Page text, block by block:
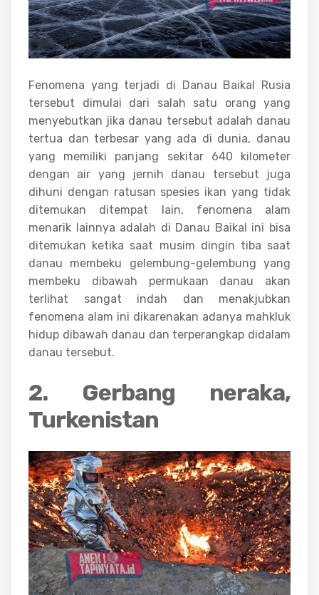
Fenomena yang terjadi di Danau Baikal Rusia
tersebut dimulai dari salah satu orang yang
menyebutkan jika danau tersebut adalah danau
tertua dan terbesar yang ada di dunia, danau
yang memiliki panjang sekitar 640 kilometer
dengan air yang jernih danau tersebut juga
dihuni dengan ratusan spesies ikan yang tidak
ditemukan ditempat lain, fenomena alam
menarik lainnya adalah di Danau Baikal ini bisa
ditemukan ketika saat musim dingin tiba saat
danau membeku gelembung-gelembung yang
membeku dibawah permukaan danau akan
terlihat sangat indah dan menakjubkan
fenomena alam ini dikarenakan adanya mahkluk
hidup dibawah danau dan terperangkap didalam
danau tersebut.
2. Gerbang neraka,
Turkenistan